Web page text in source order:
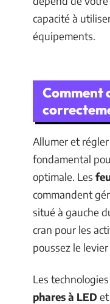
capacité à
équipements.
Comment
Allumer et
fondamental
optimale. Les
commandent
situé à gauche
cran pour les
poussez le
Les
phares à LED